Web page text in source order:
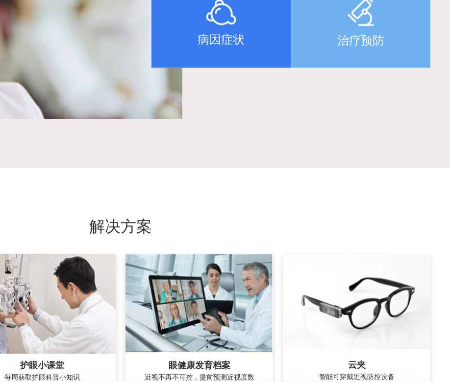
病因症状 治疗预防
解决方案
护眼小课堂
每周获取护眼科普小知识
眼健康发育档案
近视不再不可控，提前预测近视度数
云夹
智能可穿戴近视防控设备